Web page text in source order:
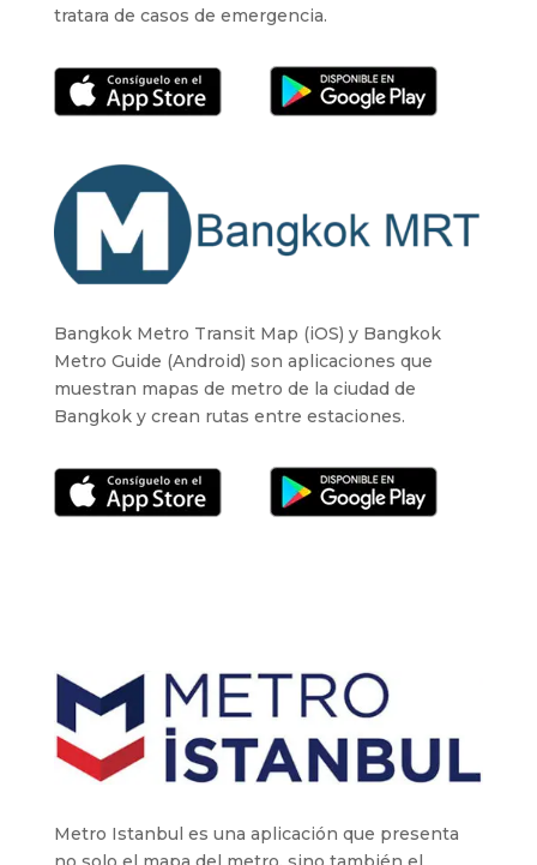
tratara de casos de emergencia.
Bangkok Metro Transit Map (iOS) y Bangkok
Metro Guide (Android) son aplicaciones que
muestran mapas de metro de la ciudad de
Bangkok y crean rutas entre estaciones.
Metro Istanbul es una aplicación que presenta